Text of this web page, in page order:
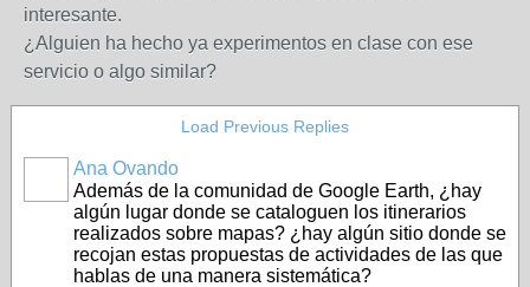
interesante.
¿Alguien ha hecho ya experimentos en clase con ese
servicio o algo similar?
Load Previous Replies
Ana Ovando
Además de la comunidad de Google Earth, ¿hay
algún lugar donde se cataloguen los itinerarios
realizados sobre mapas? ¿hay algún sitio donde se
recojan estas propuestas de actividades de las que
hablas de una manera sistemática?